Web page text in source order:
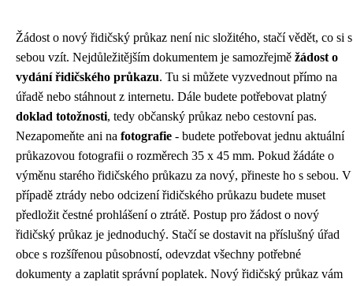
Žádost o nový řidičský průkaz není nic složitého, stačí vědět, co si s
sebou vzít. Nejdůležitějším dokumentem je samozřejmě žádost o
vydání řidičského průkazu. Tu si můžete vyzvednout přímo na
úřadě nebo stáhnout z internetu. Dále budete potřebovat platný
doklad totožnosti, tedy občanský průkaz nebo cestovní pas.
Nezapomeňte ani na fotografie - budete potřebovat jednu aktuální
průkazovou fotografii o rozměrech 35 x 45 mm. Pokud žádáte o
výměnu starého řidičského průkazu za nový, přineste ho s sebou. V
případě ztrády nebo odcizení řidičského průkazu budete muset
předložit čestné prohlášení o ztrátě. Postup pro žádost o nový
řidičský průkaz je jednoduchý. Stačí se dostavit na příslušný úřad
obce s rozšířenou působností, odevzdat všechny potřebné
dokumenty a zaplatit správní poplatek. Nový řidičský průkaz vám